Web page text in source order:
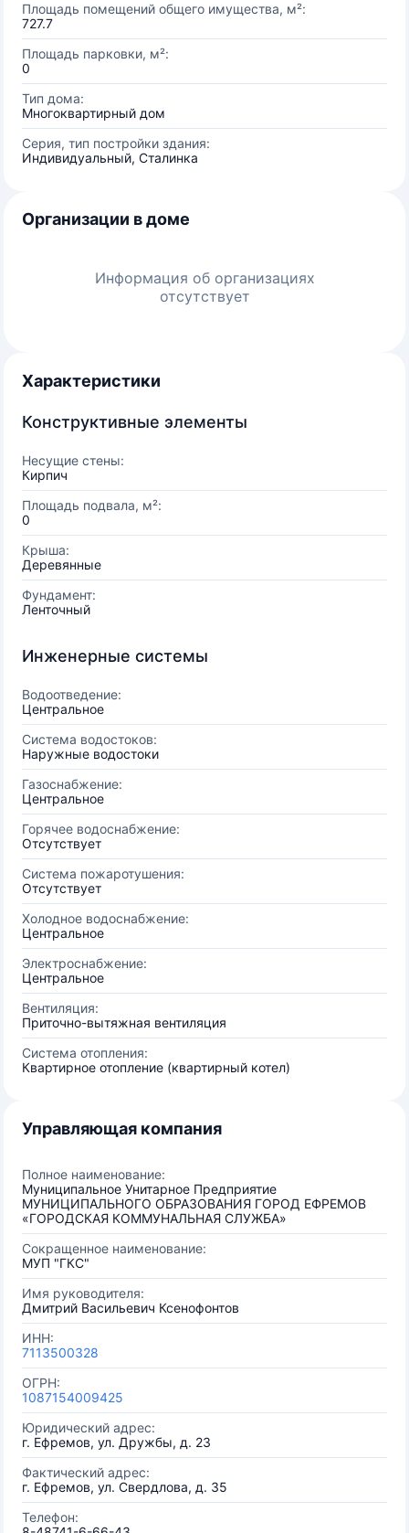
Площадь помещений общего имущества, м²:
727.7
Площадь парковки, м²:
0
Тип дома:
Многоквартирный дом
Серия, тип постройки здания:
Индивидуальный, Сталинка
Организации в доме
Информация об организациях
отсутствует
Характеристики
Конструктивные элементы
Несущие стены:
Кирпич
Площадь подвала, м²:
0
Крыша:
Деревянные
Фундамент:
Ленточный
Инженерные системы
Водоотведение:
Центральное
Система водостоков:
Наружные водостоки
Газоснабжение:
Центральное
Горячее водоснабжение:
Отсутствует
Система пожаротушения:
Отсутствует
Холодное водоснабжение:
Центральное
Электроснабжение:
Центральное
Вентиляция:
Приточно-вытяжная вентиляция
Система отопления:
Квартирное отопление (квартирный котел)
Управляющая компания
Полное наименование:
Муниципальное Унитарное Предприятие
МУНИЦИПАЛЬНОГО ОБРАЗОВАНИЯ ГОРОД ЕФРЕМОВ
«ГОРОДСКАЯ КОММУНАЛЬНАЯ СЛУЖБА»
Сокращенное наименование:
МУП "ГКС"
Имя руководителя:
Дмитрий Васильевич Ксенофонтов
ИНН:
7113500328
ОГРН:
1087154009425
Юридический адрес:
г. Ефремов, ул. Дружбы, д. 23
Фактический адрес:
г. Ефремов, ул. Свердлова, д. 35
Телефон: